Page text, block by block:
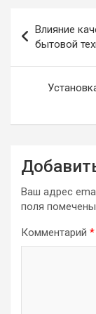
по
записям
Влияние
бытовой
Ваш адрес
поля помечены
Комментарий *